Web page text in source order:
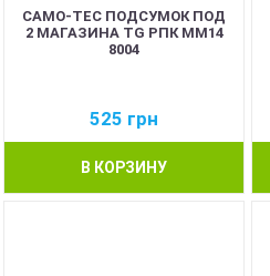
CAMO-TEC ПОДСУМОК ПОД
2 МАГАЗИНА TG РПК ММ14
8004
525 грн
В КОРЗИНУ